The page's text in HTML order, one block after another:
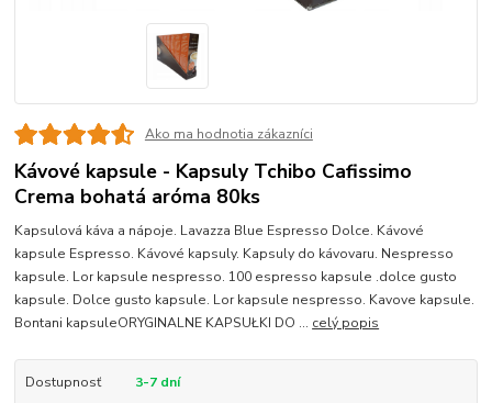
Ako ma hodnotia zákazníci
Kávové kapsule - Kapsuly Tchibo Cafissimo
Crema bohatá aróma 80ks
Kapsulová káva a nápoje. Lavazza Blue Espresso Dolce. Kávové
kapsule Espresso. Kávové kapsuly. Kapsuly do kávovaru. Nespresso
kapsule. Lor kapsule nespresso. 100 espresso kapsule .dolce gusto
kapsule. Dolce gusto kapsule. Lor kapsule nespresso. Kavove kapsule.
Bontani kapsuleORYGINALNE KAPSUŁKI DO ... celý popis
Dostupnosť 3-7 dní